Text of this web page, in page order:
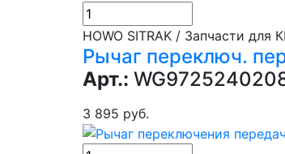
HOWO SITRAK / Запчасти для
Рычаг переключ.
Арт.:
3 895 руб.